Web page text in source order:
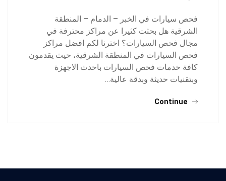
فحص سيارات في الخبر – الدمام – المنطقة
الشرقية هل بحثت كثيرا عن مراكز محترفة في
مجال فحص السيارات؟ اخترنا لكم افضل مراكز
فحص السيارات في المنطقة الشرقية، حيث يقدمون
كافة خدمات فحص السيارات باحدث الاجهزة
وبتقنيات حديثة وبدقة عالية…
Continue